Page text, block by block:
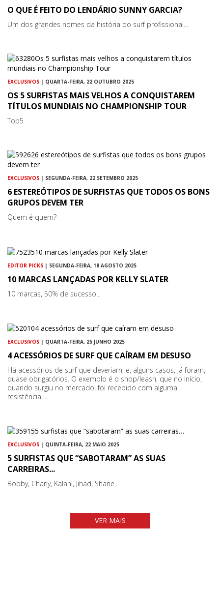
O QUE É FEITO DO LENDÁRIO SUNNY GARCIA?
Um dos grandes nomes da história do surf profissional...
EXCLUSIVOS | QUARTA-FEIRA, 22 OUTUBRO 2025
OS 5 SURFISTAS MAIS VELHOS A CONQUISTAREM
TÍTULOS MUNDIAIS NO CHAMPIONSHIP TOUR
Top5
EXCLUSIVOS | SEGUNDA-FEIRA, 22 SETEMBRO 2025
6 ESTEREÓTIPOS DE SURFISTAS QUE TODOS OS BONS
GRUPOS DEVEM TER
Quem é quem?
EDITOR PICKS | SEGUNDA-FEIRA, 18 AGOSTO 2025
10 MARCAS LANÇADAS POR KELLY SLATER
10 marcas, 50% de sucesso...
EXCLUSIVOS | QUARTA-FEIRA, 25 JUNHO 2025
4 ACESSÓRIOS DE SURF QUE CAÍRAM EM DESUSO
Há acessórios de surf que deveriam, e, alguns casos, já foram,
quase obrigatórios. O exemplo é o shop/leash, que no início,
quando surgiu no mercado, foi recebido com alguma
resistência…
EXCLUSIVOS | QUINTA-FEIRA, 22 MAIO 2025
5 SURFISTAS QUE “SABOTARAM” AS SUAS
CARREIRAS...
Bobby, Charly, Kalani, Jihad, Shane...
VER MAIS